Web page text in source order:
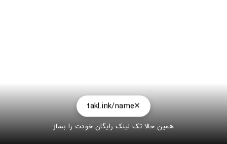
takl.ink/name
همین حالا تک لینک رایگان خودت را بساز